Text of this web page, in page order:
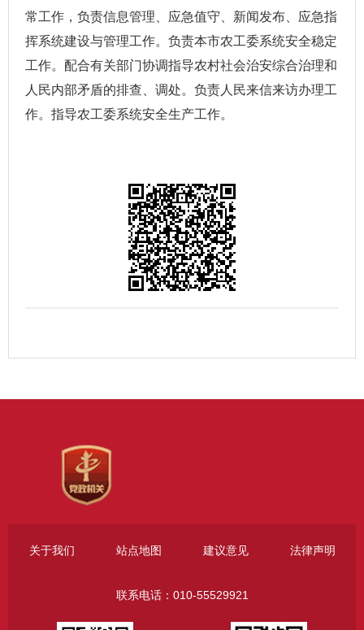
常工作，负责信息管理、应急值守、新闻发布、应急指
挥系统建设与管理工作。负责本市农工委系统安全稳定
工作。配合有关部门协调指导农村社会治安综合治理和
人民内部矛盾的排查、调处。负责人民来信来访办理工
作。指导农工委系统安全生产工作。
关于我们 站点地图 建议意见 法律声明
联系电话：010-55529921